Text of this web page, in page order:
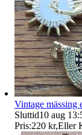
Vintage mässing
Sluttid10 aug
Pris:220 kr,Eller